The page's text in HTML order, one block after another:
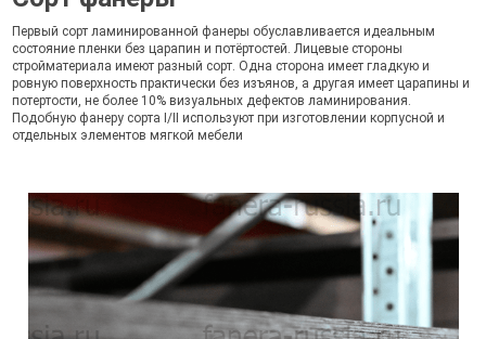
Первый сорт ламинированной фанеры обуславливается идеальным
состояние пленки без царапин и потёртостей. Лицевые стороны
стройматериала имеют разный сорт. Одна сторона имеет гладкую и
ровную поверхность практически без изъянов, а другая имеет царапины и
потертости, не более 10% визуальных дефектов ламинирования.
Подобную фанеру сорта I/II используют при изготовлении корпусной и
отдельных элементов мягкой мебели